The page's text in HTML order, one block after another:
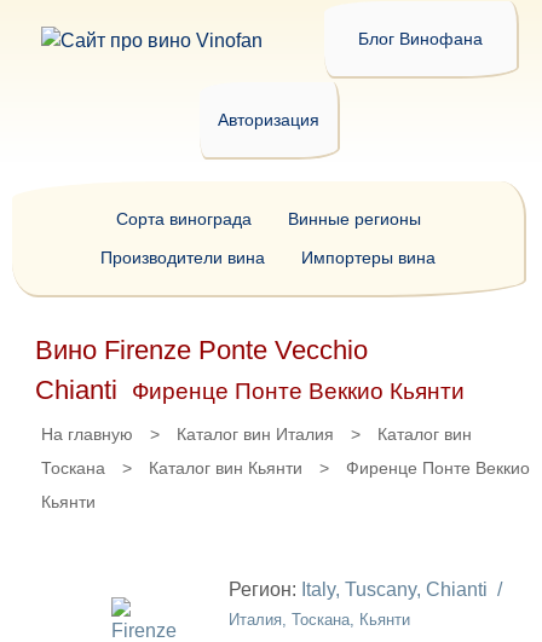
Блог Винофана
Авторизация
Вино Firenze Ponte Vecchio
Chianti
Фиренце Понте Веккио Кьянти
На главную > Каталог вин Италия >
Каталог вин
Тоскана
> Каталог вин Кьянти >
Фиренце Понте Веккио
Кьянти
Регион: Italy, Tuscany, Chianti /
Италия, Тоскана, Кьянти
Сорта винограда
Винные регионы
Производители вина
Импортеры вина